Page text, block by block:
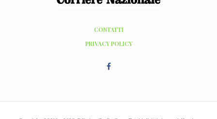
CONTATTI
PRIVACY POLICY